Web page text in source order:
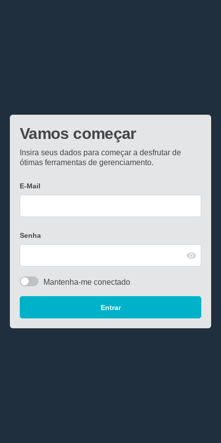
Vamos começar
Insira seus dados para começar a desfrutar de
ótimas ferramentas de gerenciamento.
E-Mail
Senha
Mantenha-me conectado
Entrar